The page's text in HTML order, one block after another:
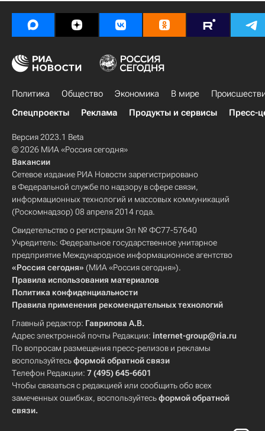
Политика Общество Экономика В мире
Спецпроекты
Реклама Продукты и сервисы Пресс-
Версия 2023.1 Beta
© 2026 МИА «Россия сегодня»
Вакансии
Сетевое издание РИА Новости зарегистрировано
в Федеральной службе по надзору в сфере связи,
информационных технологий и массовых коммуникаций
(Роскомнадзор) 08 апреля 2014 года.
Свидетельство о регистрации Эл № ФС77-57640
Учредитель: Федеральное государственное унитарное
предприятие Международное информационное агентство
«Россия сегодня» (МИА «Россия сегодня»).
Правила использования материалов
Политика конфиденциальности
Правила применения рекомендательных технологий
Главный редактор: Гаврилова А.В.
Адрес электронной почты Редакции: internet-group@ria.ru
По вопросам размещения пресс-релизов и рекламы
воспользуйтесьформой обратной связи
Телефон Редакции: 7 (495) 645-6601
Чтобы связаться с редакцией или сообщить обо всех
замеченных ошибках, воспользуйтесьформой обратной
связи.